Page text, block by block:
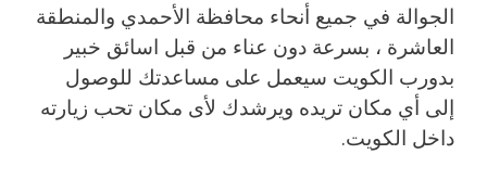
الجوالة في جميع أنحاء محافظة الأحمدي والمنطقة
العاشرة ، بسرعة دون عناء من قبل اسائق خبير
بدورب الكويت سيعمل على مساعدتك للوصول
إلى أي مكان تريده ويرشدك لأى مكان تحب زيارته
داخل الكويت.